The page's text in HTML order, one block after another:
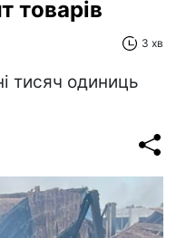
товарів
3 хв
тисяч одиниць